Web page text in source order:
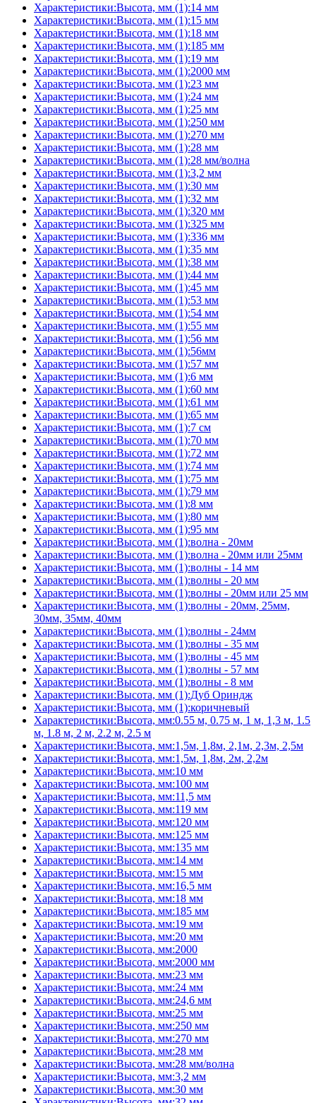
Характеристики:Высота, мм (1):14 мм
Характеристики:Высота, мм (1):15 мм
Характеристики:Высота, мм (1):18 мм
Характеристики:Высота, мм (1):185 мм
Характеристики:Высота, мм (1):19 мм
Характеристики:Высота, мм (1):2000 мм
Характеристики:Высота, мм (1):23 мм
Характеристики:Высота, мм (1):24 мм
Характеристики:Высота, мм (1):25 мм
Характеристики:Высота, мм (1):250 мм
Характеристики:Высота, мм (1):270 мм
Характеристики:Высота, мм (1):28 мм
Характеристики:Высота, мм (1):28 мм/волна
Характеристики:Высота, мм (1):3,2 мм
Характеристики:Высота, мм (1):30 мм
Характеристики:Высота, мм (1):32 мм
Характеристики:Высота, мм (1):320 мм
Характеристики:Высота, мм (1):325 мм
Характеристики:Высота, мм (1):336 мм
Характеристики:Высота, мм (1):35 мм
Характеристики:Высота, мм (1):38 мм
Характеристики:Высота, мм (1):44 мм
Характеристики:Высота, мм (1):45 мм
Характеристики:Высота, мм (1):53 мм
Характеристики:Высота, мм (1):54 мм
Характеристики:Высота, мм (1):55 мм
Характеристики:Высота, мм (1):56 мм
Характеристики:Высота, мм (1):56мм
Характеристики:Высота, мм (1):57 мм
Характеристики:Высота, мм (1):6 мм
Характеристики:Высота, мм (1):60 мм
Характеристики:Высота, мм (1):61 мм
Характеристики:Высота, мм (1):65 мм
Характеристики:Высота, мм (1):7 см
Характеристики:Высота, мм (1):70 мм
Характеристики:Высота, мм (1):72 мм
Характеристики:Высота, мм (1):74 мм
Характеристики:Высота, мм (1):75 мм
Характеристики:Высота, мм (1):79 мм
Характеристики:Высота, мм (1):8 мм
Характеристики:Высота, мм (1):80 мм
Характеристики:Высота, мм (1):95 мм
Характеристики:Высота, мм (1):волна - 20мм
Характеристики:Высота, мм (1):волна - 20мм или 25мм
Характеристики:Высота, мм (1):волны - 14 мм
Характеристики:Высота, мм (1):волны - 20 мм
Характеристики:Высота, мм (1):волны - 20мм или 25 мм
Характеристики:Высота, мм (1):волны - 20мм, 25мм,
30мм, 35мм, 40мм
Характеристики:Высота, мм (1):волны - 24мм
Характеристики:Высота, мм (1):волны - 35 мм
Характеристики:Высота, мм (1):волны - 45 мм
Характеристики:Высота, мм (1):волны - 57 мм
Характеристики:Высота, мм (1):волны - 8 мм
Характеристики:Высота, мм (1):Дуб Ориндж
Характеристики:Высота, мм (1):коричневый
Характеристики:Высота, мм:0.55 м, 0.75 м, 1 м, 1,3 м, 1.5
м, 1.8 м, 2 м, 2.2 м, 2.5 м
Характеристики:Высота, мм:1,5м, 1,8м, 2,1м, 2,3м, 2,5м
Характеристики:Высота, мм:1,5м, 1,8м, 2м, 2,2м
Характеристики:Высота, мм:10 мм
Характеристики:Высота, мм:100 мм
Характеристики:Высота, мм:11,5 мм
Характеристики:Высота, мм:119 мм
Характеристики:Высота, мм:120 мм
Характеристики:Высота, мм:125 мм
Характеристики:Высота, мм:135 мм
Характеристики:Высота, мм:14 мм
Характеристики:Высота, мм:15 мм
Характеристики:Высота, мм:16,5 мм
Характеристики:Высота, мм:18 мм
Характеристики:Высота, мм:185 мм
Характеристики:Высота, мм:19 мм
Характеристики:Высота, мм:20 мм
Характеристики:Высота, мм:2000
Характеристики:Высота, мм:2000 мм
Характеристики:Высота, мм:23 мм
Характеристики:Высота, мм:24 мм
Характеристики:Высота, мм:24,6 мм
Характеристики:Высота, мм:25 мм
Характеристики:Высота, мм:250 мм
Характеристики:Высота, мм:270 мм
Характеристики:Высота, мм:28 мм
Характеристики:Высота, мм:28 мм/волна
Характеристики:Высота, мм:3,2 мм
Характеристики:Высота, мм:30 мм